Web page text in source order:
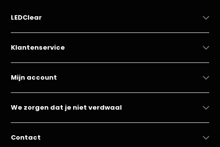
LEDClear
Klantenservice
Mijn account
We zorgen dat je niet verdwaal
Contact